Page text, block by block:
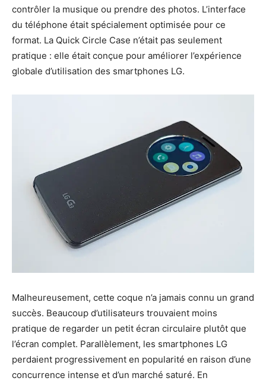
contrôler la musique ou prendre des photos. L’interface
du téléphone était spécialement optimisée pour ce
format. La Quick Circle Case n’était pas seulement
pratique : elle était conçue pour améliorer l’expérience
globale d’utilisation des smartphones LG.
Malheureusement, cette coque n’a jamais connu un grand
succès. Beaucoup d’utilisateurs trouvaient moins
pratique de regarder un petit écran circulaire plutôt que
l’écran complet. Parallèlement, les smartphones LG
perdaient progressivement en popularité en raison d’une
concurrence intense et d’un marché saturé. En